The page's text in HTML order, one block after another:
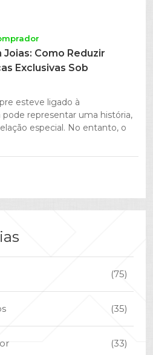
Joias: Como Reduzir
Exclusivas Sob
esteve ligado à
pode representar uma história,
especial. No entanto, o
(75)
(35)
(33)